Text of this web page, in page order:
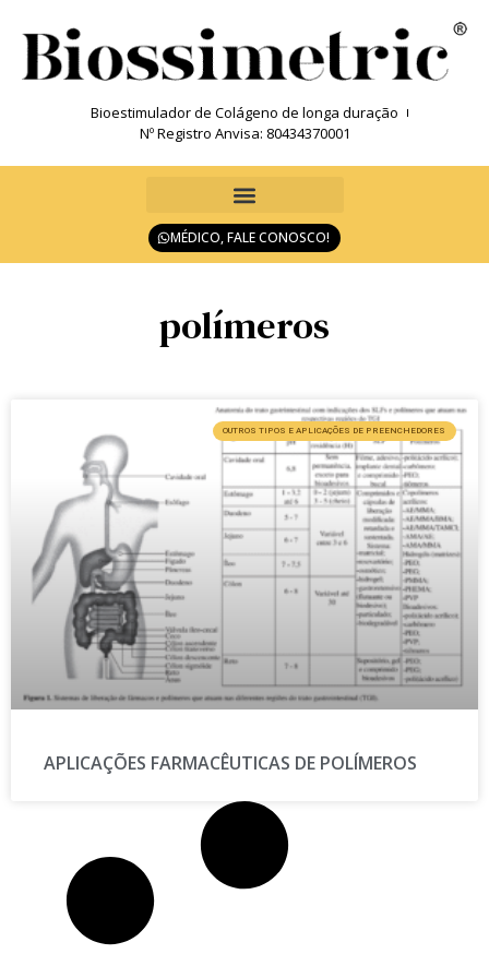
Bioestimulador de Colágeno de longa duração
Nº Registro Anvisa: 80434370001
MÉDICO, FALE CONOSCO!
polímeros
OUTROS TIPOS E APLICAÇÕES DE PREENCHEDORES
APLICAÇÕES FARMACÊUTICAS DE POLÍMEROS